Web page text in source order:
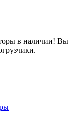
в наличии! Вы